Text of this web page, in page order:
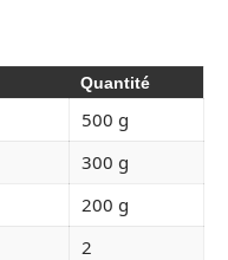
Quantité
500 g
300 g
200 g
2